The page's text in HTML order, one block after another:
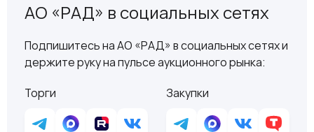
АО «РАД» в социальных сетях
Подпишитесь на АО «РАД» в социальных сетях и
держите руку на пульсе аукционного рынка:
Торги
Закупки